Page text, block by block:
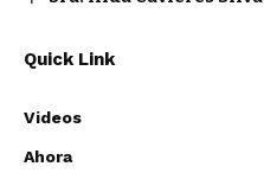
Quick Link
Videos
Ahora